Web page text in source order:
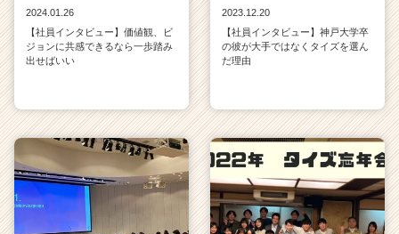
2024.01.26
【社員インタビュー】価値観、ビ
ジョンに共感できるなら一歩踏み
出せばいい
2023.12.20
【社員インタビュー】神戸大学卒
の彼が大手ではなくタイズを選ん
だ理由